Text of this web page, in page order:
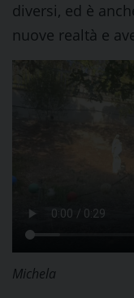
diversi, ed è
nuove realtà e
Michela